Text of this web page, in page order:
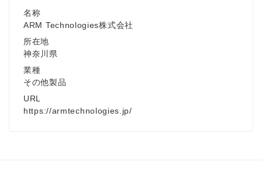
名称
ARM Technologies株式会社
所在地
神奈川県
業種
その他製品
URL
https://armtechnologies.jp/